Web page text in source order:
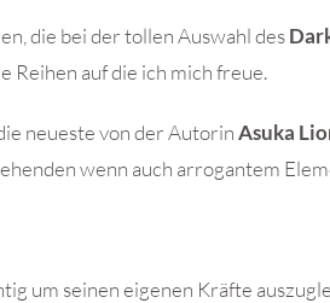
die bei der tollen Auswahl des
Reihen auf die ich mich freue.
neueste von der AutorinAsuka
wenn auch arrogantem
um seinen eigenen Kräfte